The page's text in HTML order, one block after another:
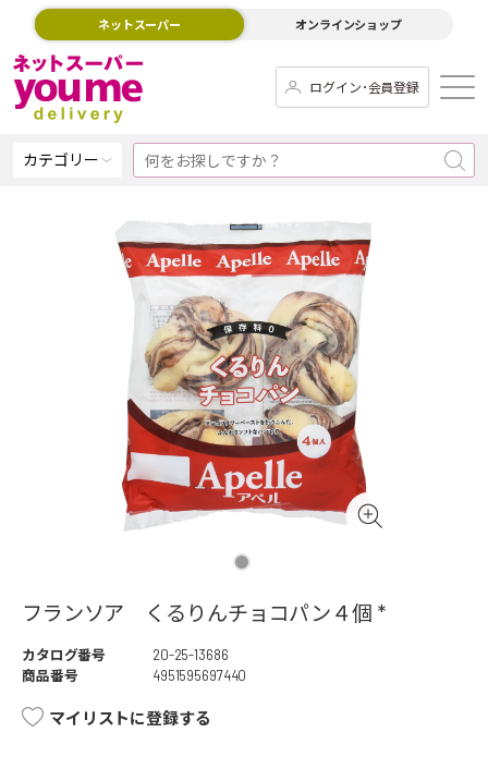
ネットスーパー オンラインショップ
ログイン･会員登録
カテゴリー
フランソア くるりんチョコパン４個 *
カタログ番号
20-25-13686
商品番号
4951595697440
マイリストに登録する